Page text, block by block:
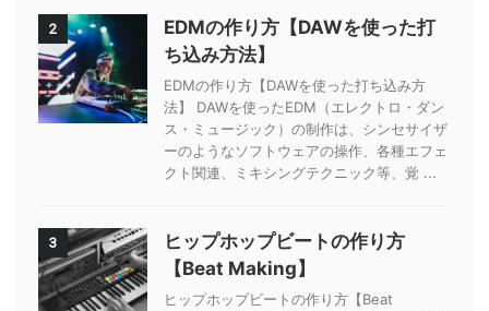
2
EDMの作り方【DAWを使った打
ち込み方法】
EDMの作り方【DAWを使った打ち込み方
法】 DAWを使ったEDM（エレクトロ・ダン
ス・ミュージック）の制作は、シンセサイザ
ーのようなソフトウェアの操作、各種エフェ
クト関連、ミキシングテクニック等、覚 ...
3
ヒップホップビートの作り方
【Beat Making】
ヒップホップビートの作り方【Beat